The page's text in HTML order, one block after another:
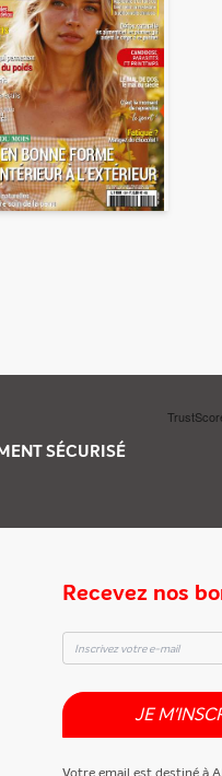
SÉCURISÉ
Recevez nos
JE